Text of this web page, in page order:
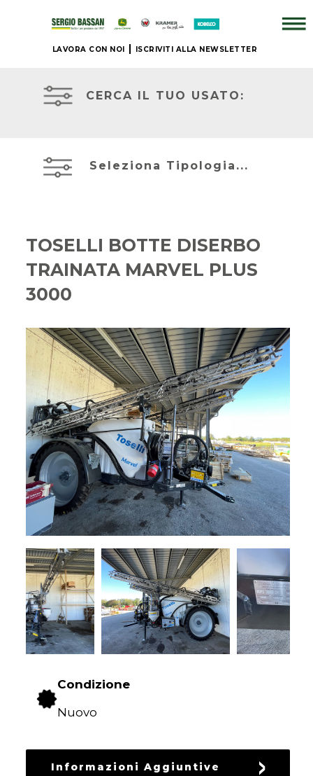
LAVORA CON NOI ISCRIVITI ALLA NEWSLETTER
NUOVO
NOSTRO
USATO
NOLEGGIO
PROMOZIONI
SERVIZI
NEWS
CONTATTI
CERCA IL TUO USATO:
Seleziona Tipologia...
TOSELLI BOTTE DISERBO
TRAINATA MARVEL PLUS
3000
Condizione
Nuovo
Informazioni Aggiuntive
TELESCOPICI
ESCAVATORI
TRINCE
TESTATE
POLVERIZZATORI
GIARDINAGGIO
ACCESSORI
E
RICAMBI
USATI